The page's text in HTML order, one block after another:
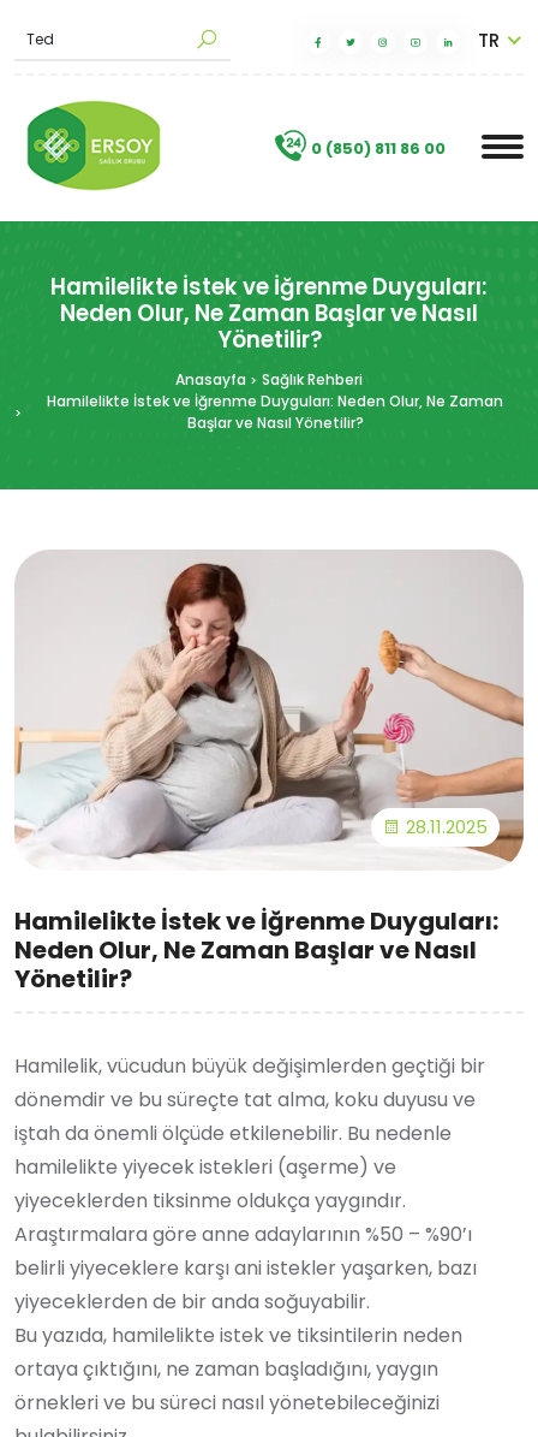
0 (850) 811 86 00
.
Ma| TR
Hamilelikte İstek ve İğrenme Duyguları:
Neden Olur, Ne Zaman Başlar ve Nasıl
Yönetilir?
Anasayfa
Sağlık Rehberi
Hamilelikte İstek ve İğrenme Duyguları: Neden Olur, Ne Zaman
Başlar ve Nasıl Yönetilir?
28.11.2025
Hamilelikte İstek ve İğrenme Duyguları:
Neden Olur, Ne Zaman Başlar ve Nasıl
Yönetilir?
Hamilelik, vücudun büyük değişimlerden geçtiği bir
dönemdir ve bu süreçte tat alma, koku duyusu ve
iştah da önemli ölçüde etkilenebilir. Bu nedenle
hamilelikte yiyecek istekleri (aşerme) ve
yiyeceklerden tiksinme oldukça yaygındır.
Araştırmalara göre anne adaylarının %50 – %90’ı
belirli yiyeceklere karşı ani istekler yaşarken, bazı
yiyeceklerden de bir anda soğuyabilir.
Bu yazıda, hamilelikte istek ve tiksintilerin neden
ortaya çıktığını, ne zaman başladığını, yaygın
örnekleri ve bu süreci nasıl yönetebileceğinizi